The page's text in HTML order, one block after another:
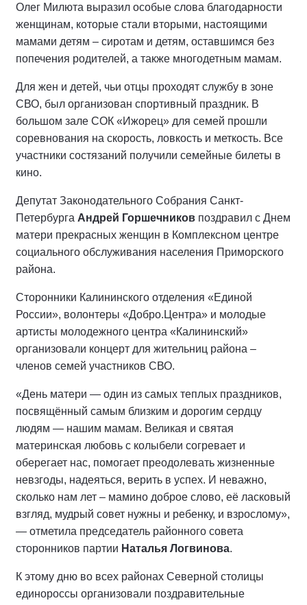
Олег Милюта выразил особые слова благодарности
женщинам, которые стали вторыми, настоящими
мамами детям – сиротам и детям, оставшимся без
попечения родителей, а также многодетным мамам.
Для жен и детей, чьи отцы проходят службу в зоне
СВО, был организован спортивный праздник. В
большом зале СОК «Ижорец» для семей прошли
соревнования на скорость, ловкость и меткость. Все
участники состязаний получили семейные билеты в
кино.
Депутат Законодательного Собрания Санкт-
Петербурга Андрей Горшечников поздравил с Днем
матери прекрасных женщин в Комплексном центре
социального обслуживания населения Приморского
района.
Сторонники Калининского отделения «Единой
России», волонтеры «Добро.Центра» и молодые
артисты молодежного центра «Калининский»
организовали концерт для жительниц района –
членов семей участников СВО.
«День матери — один из самых теплых праздников,
посвящённый самым близким и дорогим сердцу
людям — нашим мамам. Великая и святая
материнская любовь с колыбели согревает и
оберегает нас, помогает преодолевать жизненные
невзгоды, надеяться, верить в успех. И неважно,
сколько нам лет – мамино доброе слово, её ласковый
взгляд, мудрый совет нужны и ребенку, и взрослому»,
— отметила председатель районного совета
сторонников партии Наталья Логвинова.
К этому дню во всех районах Северной столицы
единороссы организовали поздравительные